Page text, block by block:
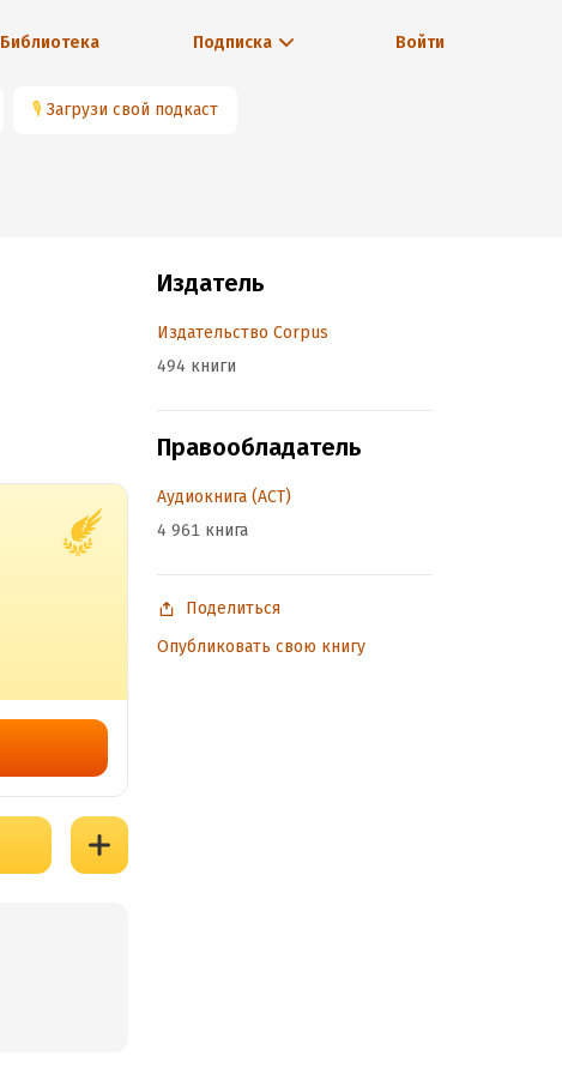
Библиотека Подписка Войти
🎙 Загрузи свой подкаст
Издатель
Издательство Corpus
494 книги
Правообладатель
Аудиокнига (АСТ)
4 961 книга
Поделиться
Опубликовать свою книгу